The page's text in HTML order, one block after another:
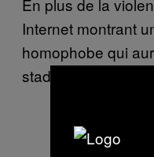
Internet montrant
homophobe qui
stade aux
sheet from